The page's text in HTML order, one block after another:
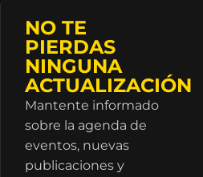
NO TE
PIERDAS
NINGUNA
ACTUALIZACIÓN
Mantente informado
sobre la agenda de
eventos, nuevas
publicaciones y